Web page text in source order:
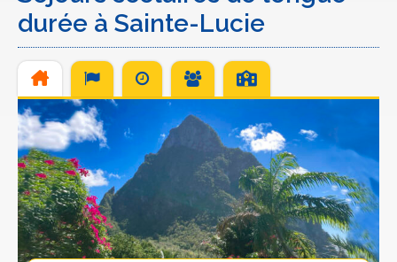
durée à Sainte-Lucie